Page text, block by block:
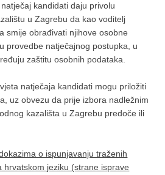
kandidati daju privolu
u Zagrebu da kao voditelj
smije obrađivati njihove osobne
provedbe natječajnog postupka, u
zaštitu osobnih podataka.
natječaja kandidati mogu priložiti
uz obvezu da prije izbora nadležnim
kazališta u Zagrebu predoče ili
o ispunjavanju traženih
hrvatskom jeziku (strane isprave